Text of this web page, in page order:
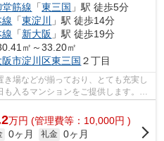
筋線 「東三国 」駅 徒歩5分
「東淀川
」駅 徒歩14分
「新大阪 」駅 徒歩19分
㎡～33.20㎡
阪市淀川区東三国 ２丁目
場などが揃っており、とても充実し
入るマンションをご提供します。こ
...
万円 (管理費等：10,000円 )
0ヶ月 礼金 0ヶ月